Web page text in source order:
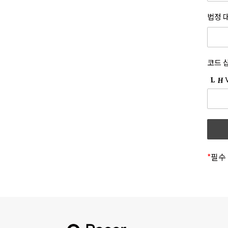
제 3
1.
초
있
법
『
적
또
개정
적
수
홈
법정
코드
*필수